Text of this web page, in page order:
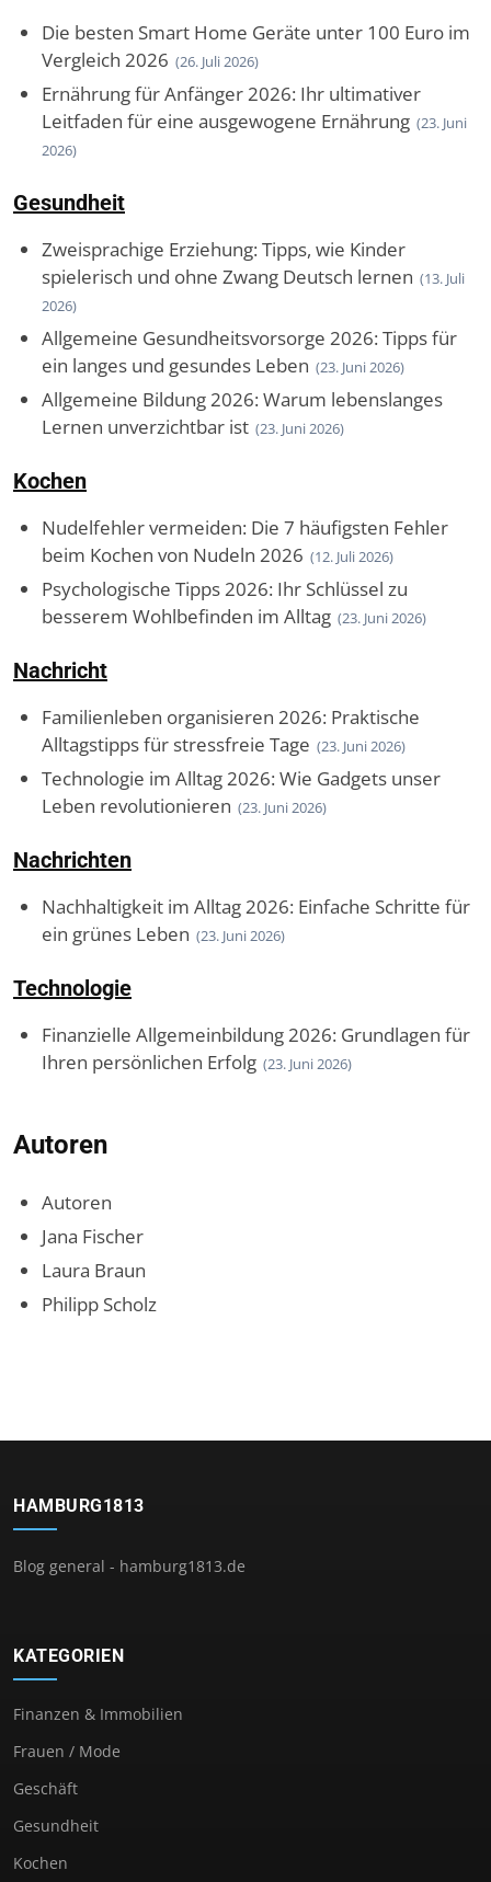
Die besten Smart Home Geräte unter 100 Euro im
Vergleich 2026 (26. Juli 2026)
Ernährung für Anfänger 2026: Ihr ultimativer
Leitfaden für eine ausgewogene Ernährung (23. Juni
2026)
Gesundheit
Zweisprachige Erziehung: Tipps, wie Kinder
spielerisch und ohne Zwang Deutsch lernen (13. Juli
2026)
Allgemeine Gesundheitsvorsorge 2026: Tipps für
ein langes und gesundes Leben (23. Juni 2026)
Allgemeine Bildung 2026: Warum lebenslanges
Lernen unverzichtbar ist (23. Juni 2026)
Kochen
Nudelfehler vermeiden: Die 7 häufigsten Fehler
beim Kochen von Nudeln 2026 (12. Juli 2026)
Psychologische Tipps 2026: Ihr Schlüssel zu
besserem Wohlbefinden im Alltag (23. Juni 2026)
Nachricht
Familienleben organisieren 2026: Praktische
Alltagstipps für stressfreie Tage (23. Juni 2026)
Technologie im Alltag 2026: Wie Gadgets unser
Leben revolutionieren (23. Juni 2026)
Nachrichten
Nachhaltigkeit im Alltag 2026: Einfache Schritte für
ein grünes Leben (23. Juni 2026)
Technologie
Finanzielle Allgemeinbildung 2026: Grundlagen für
Ihren persönlichen Erfolg (23. Juni 2026)
Autoren
Autoren
Jana Fischer
Laura Braun
Philipp Scholz
HAMBURG1813
Blog general - hamburg1813.de
KATEGORIEN
Finanzen & Immobilien
Frauen / Mode
Geschäft
Gesundheit
Kochen